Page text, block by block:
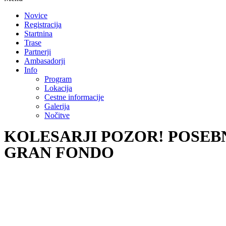
Novice
Registracija
Startnina
Trase
Partnerji
Ambasadorji
Info
Program
Lokacija
Cestne informacije
Galerija
Nočitve
KOLESARJI POZOR!
GRAN FONDO